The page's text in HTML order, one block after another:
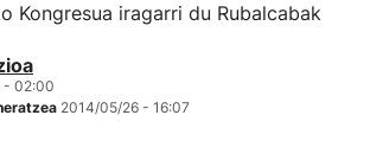
Kongresua iragarri du Rubalcabak
- 02:00
2014/05/26 - 16:07